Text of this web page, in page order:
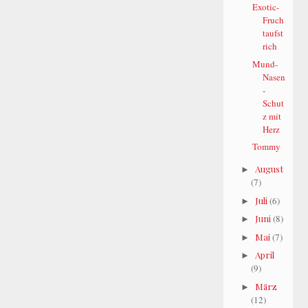
Exotic-
Fruch
taufst
rich
Mund-
Nasen
-
Schut
z mit
Herz
Tommy
►August
(7)
► Juli (6)
► Juni (8)
► Mai (7)
►April
(9)
► März
(12)